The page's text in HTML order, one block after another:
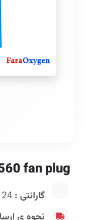
fan plug
گارانتی :
نحوه ی